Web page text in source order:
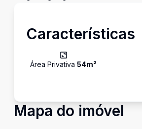
Características
Área Privativa 54m²
Mapa do imóvel